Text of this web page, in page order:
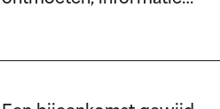
samen acties kunnen
bij de missies van de